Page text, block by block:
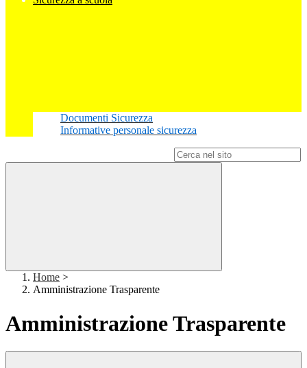
Documenti Sicurezza
Informative personale sicurezza
Home >
Amministrazione Trasparente
Amministrazione Trasparente